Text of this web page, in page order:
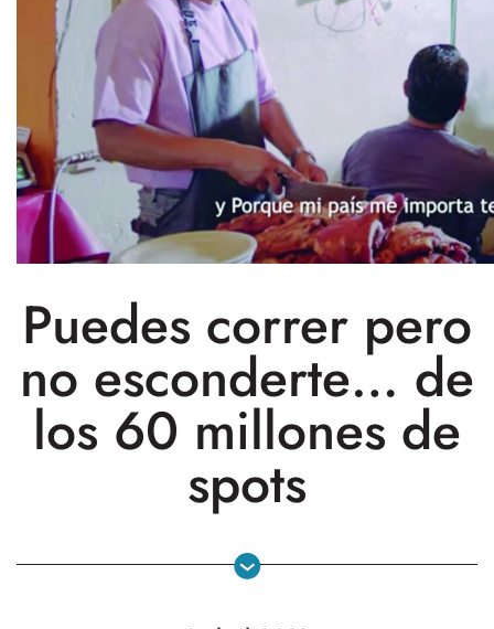
Puedes correr pero
no esconderte… de
los 60 millones de
spots